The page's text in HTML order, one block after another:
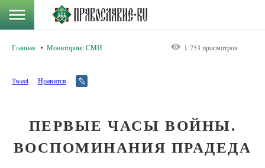
Главная Мониторинг СМИ 1 753 просмотров
Tweet Нравится
ПЕРВЫЕ ЧАСЫ ВОЙНЫ.
ВОСПОМИНАНИЯ ПРАДЕДА